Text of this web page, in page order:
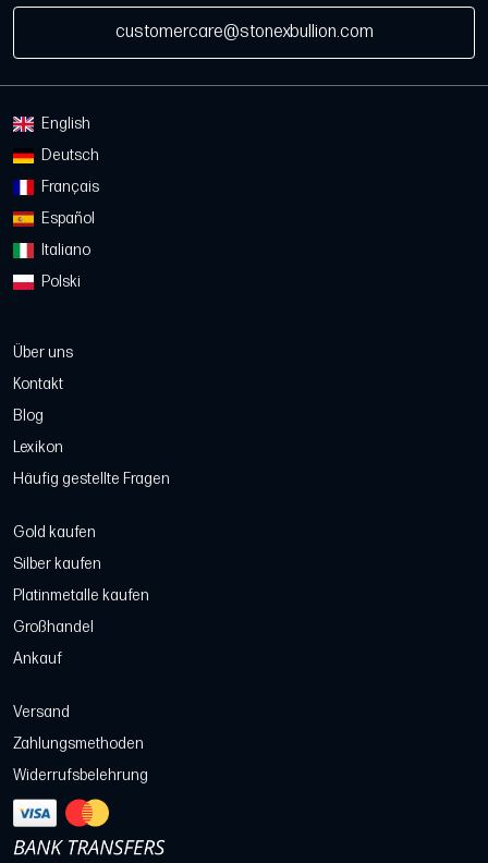
customercare@stonexbullion.com
English
Deutsch
Français
Español
Italiano
Polski
Über uns
Kontakt
Blog
Lexikon
Häufig gestellte Fragen
Gold kaufen
Silber kaufen
Platinmetalle kaufen
Großhandel
Ankauf
Versand
Zahlungsmethoden
Widerrufsbelehrung